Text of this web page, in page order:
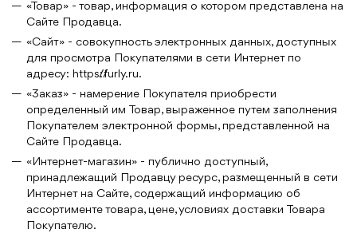
«Товар» - товар, информация о котором представлена на
Сайте Продавца.
«Сайт» - совокупность электронных данных, доступных
для просмотра Покупателями в сети Интернет по
адресу: https://furly.ru.
«Заказ» - намерение Покупателя приобрести
определенный им Товар, выраженное путем заполнения
Покупателем электронной формы, представленной на
Сайте Продавца.
«Интернет-магазин» - публично доступный,
принадлежащий Продавцу ресурс, размещенный в сети
Интернет на Сайте, содержащий информацию об
ассортименте товара, цене, условиях доставки Товара
Покупателю.